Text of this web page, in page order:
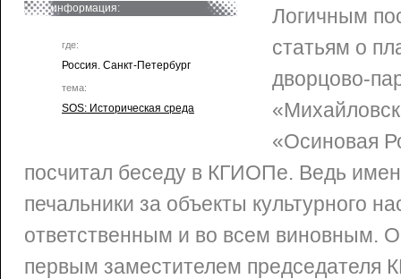
информация:
где:
Россия. Санкт-Петербург
тема:
SOS: Историческая среда
Логичным
статьям о
дворцово-
«Осиновая
посчитал беседу в КГИОПе. Ведь
печальники за объекты культурного
ответственным и во всем виновным.
первым заместителем председателя